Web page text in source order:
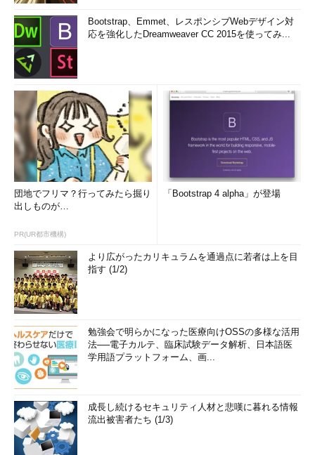
Bootstrap、Emmet、レスポンシブWebデザイン対
応を強化したDreamweaver CC 2015を使ってみ...
団地でフリマ？行ってみたら掘り
出しものが…
PR(UR都市機構)
「Bootstrap 4 alpha」が登場
より広がったカリキュラムを通過点に若者は上を目
指す (1/2)
勉強会で明らかになった医療向けOSSの多様な活用
法──電子カルテ、臨床試験データ解析、日本語医
学用語プラットフォーム、画...
成長し続けるセキュリティ人材と悲嘆に暮れる情報
流出被害者たち (1/3)